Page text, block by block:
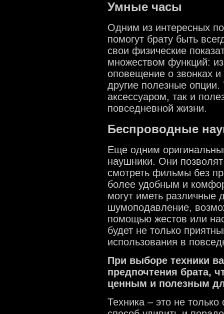
Умные часы
Одним из интересных
помогут брату быть
свои физические
множеством функций:
оповещение о звонках
другие полезные опции.
аксессуаром, так и
повседневной жизни.
Беспроводные
Еще одним
наушники. Они
смотреть фильмы без
более удобным и
могут иметь различные
шумоподавление,
помощью жестов или
будет не только
использования в
При выборе техники
предпочтения брата,
ценным и полезным
Техника – это не